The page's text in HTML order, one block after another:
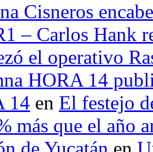
Cisneros
– Carlos Hank
el operativo
HORA 14
14 en El festejo
más que el año